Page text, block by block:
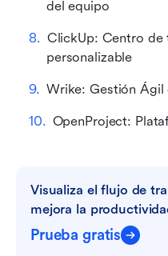
del equipo
ClickUp: Centro de
personalizable
Wrike: Gestión Ágil
OpenProject:
Visualiza el flujo de
mejora la
Prueba gratis